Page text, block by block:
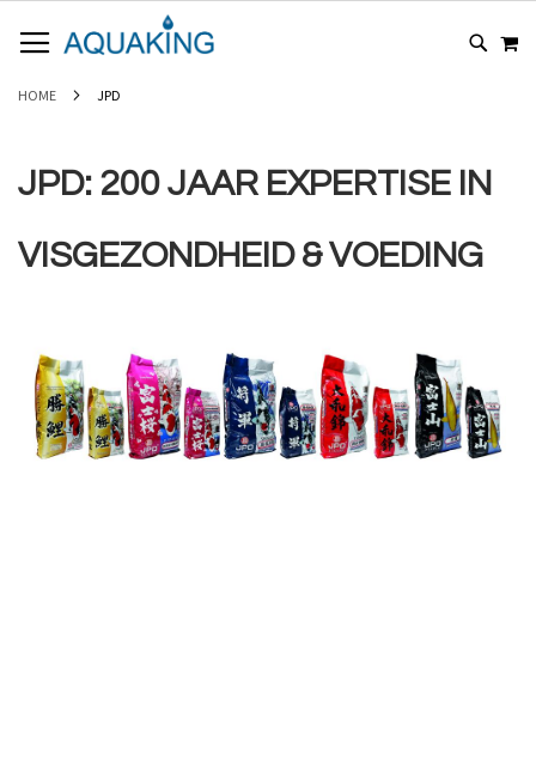
NAAR
DE
HOME JPD
JPD: 200 JAAR EXPERTISE IN
VISGEZONDHEID & VOEDING